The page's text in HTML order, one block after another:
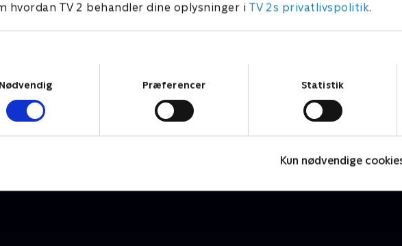
hvordan TV 2 behandler dine oplysninger i TV 2s privatlivspolitik.
Nødvendig
Præferencer Statistik
Kun nødvendige